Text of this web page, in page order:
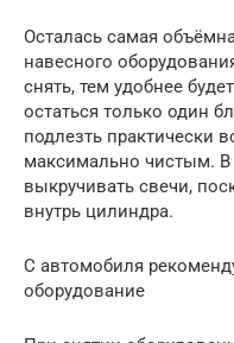
Осталась самая
навесного
снять, тем удобнее
остаться только один
подлезть практически
максимально чистым. В
выкручивать свечи,
внутрь цилиндра.
С автомобиля
оборудование